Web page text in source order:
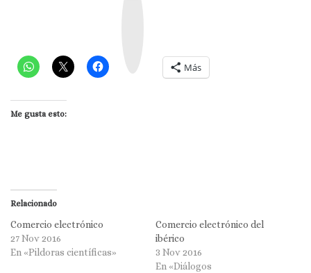
Más
Me gusta esto:
Relacionado
Comercio electrónico
27 Nov 2016
En «Pildoras científicas»
Comercio electrónico del
ibérico
3 Nov 2016
En «Diálogos